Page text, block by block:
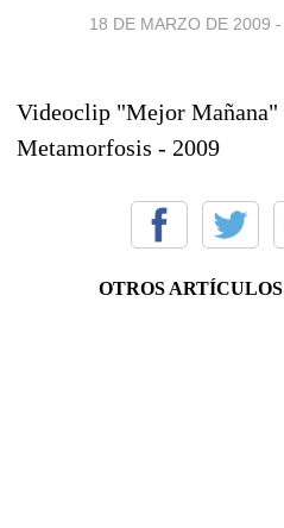
18 DE MARZO DE 2009
Videoclip "Mejor Mañana"
Metamorfosis - 2009
OTROS